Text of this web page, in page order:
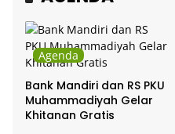
Agenda
Bank Mandiri dan RS PKU
Muhammadiyah Gelar
Khitanan Gratis